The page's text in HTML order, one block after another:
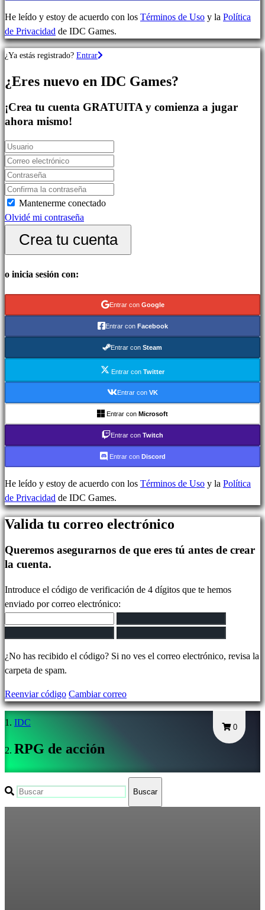
deportes
Shooters
Juegos
de
casual
Juegos
de
Juegos
de
puzles
Juegos
de
Demos
Comunidad
In-
Media
IDC
Plays
IDC
Gifts
Soporte
Regístrate
Iniciar
sesión
Olvidé
mi
Cambiar
idioma
AR
BS
DA
He leído y estoy de acuerdo con los Términos de Uso y la Política
de Privacidad de IDC Games.
¿Ya estás registrado? Entrar
¿Eres nuevo en IDC Games?
¡Crea tu cuenta GRATUITA y comienza a jugar
ahora mismo!
Mantenerme conectado
Olvidé mi contraseña
Crea tu cuenta
o inicia sesión con:
Entrar con Google
Entrar con Facebook
Entrar con Steam
Entrar con Twitter
Entrar con VK
Entrar con Microsoft
Entrar con Twitch
Entrar con Discord
He leído y estoy de acuerdo con los Términos de Uso y la Política
de Privacidad de IDC Games.
Valida tu correo electrónico
Queremos asegurarnos de que eres tú antes de crear
la cuenta.
Introduce el código de verificación de 4 dígitos que te hemos
enviado por correo electrónico:
¿No has recibido el código? Si no ves el correo electrónico, revisa la
carpeta de spam.
Reenviar código Cambiar correo
0
IDC
RPG de acción
Buscar